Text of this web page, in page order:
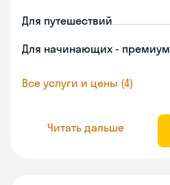
Для путешествий
Для начинающих - премиум
Все услуги и цены (4)
Читать дальше